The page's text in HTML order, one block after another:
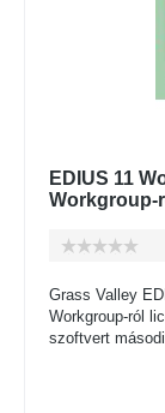
EDIUS 11
Workgroup-
Grass Valley
Workgroup-ról
szoftvert